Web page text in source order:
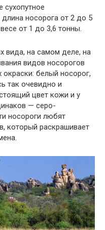
сухопутное
носорога от 2 до 5
от 1 до 3,6 тонны.
вида, на самом деле, на
видов носорогов
окраски: белый носорог,
так очевидно и
цвет кожи и у
— серо-
носороги любят
который раскрашивает